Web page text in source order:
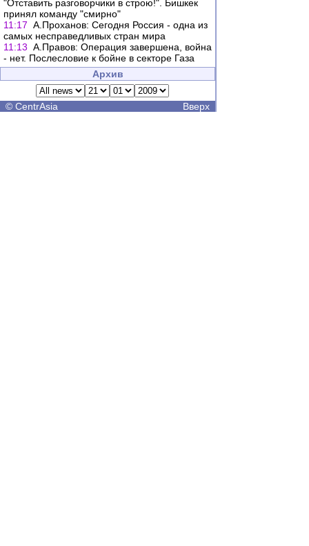
"Отставить разговорчики в строю!". Бишкек
принял команду "смирно"
11:17 А.Проханов: Сегодня Россия - одна из
самых несправедливых стран мира
11:13 А.Правов: Операция завершена, война
- нет. Послесловие к бойне в секторе Газа
Архив
© CentrAsia Вверх